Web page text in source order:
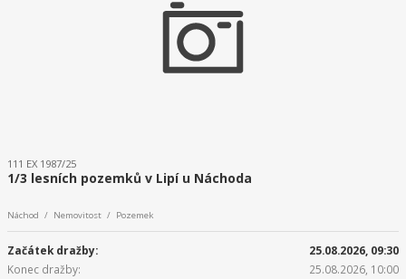
111 EX 1987/25
1/3 lesních pozemků v Lipí u Náchoda
Náchod / Nemovitost / Pozemek
Začátek dražby:
25.08.2026, 09:30
Konec dražby:
25.08.2026, 10:00